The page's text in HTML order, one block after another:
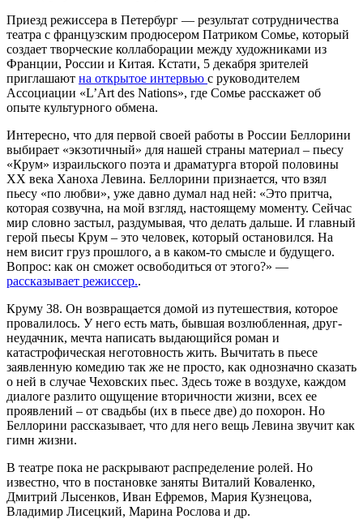
Приезд режиссера в Петербург — результат сотрудничества
театра с французским продюсером Патриком Сомье, который
создает творческие коллаборации между художниками из
Франции, России и Китая. Кстати, 5 декабря зрителей
приглашают на открытое интервью с руководителем
Ассоциации «L’Art des Nations», где Сомье расскажет об
опыте культурного обмена.
Интересно, что для первой своей работы в России Беллорини
выбирает «экзотичный» для нашей страны материал – пьесу
«Крум» израильского поэта и драматурга второй половины
XX века Ханоха Левина. Беллорини признается, что взял
пьесу «по любви», уже давно думал над ней: «Это притча,
которая созвучна, на мой взгляд, настоящему моменту. Сейчас
мир словно застыл, раздумывая, что делать дальше. И главный
герой пьесы Крум – это человек, который остановился. На
нем висит груз прошлого, а в каком-то смысле и будущего.
Вопрос: как он сможет освободиться от этого?» —
рассказывает режиссер..
Круму 38. Он возвращается домой из путешествия, которое
провалилось. У него есть мать, бывшая возлюбленная, друг-
неудачник, мечта написать выдающийся роман и
катастрофическая неготовность жить. Вычитать в пьесе
заявленную комедию так же не просто, как однозначно сказать
о ней в случае Чеховских пьес. Здесь тоже в воздухе, каждом
диалоге разлито ощущение вторичности жизни, всех ее
проявлений – от свадьбы (их в пьесе две) до похорон. Но
Беллорини рассказывает, что для него вещь Левина звучит как
гимн жизни.
В театре пока не раскрывают распределение ролей. Но
известно, что в постановке заняты Виталий Коваленко,
Дмитрий Лысенков, Иван Ефремов, Мария Кузнецова,
Владимир Лисецкий, Марина Рослова и др.